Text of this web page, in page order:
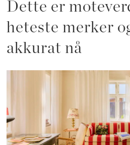
Dette er
heteste merker
akkurat nå